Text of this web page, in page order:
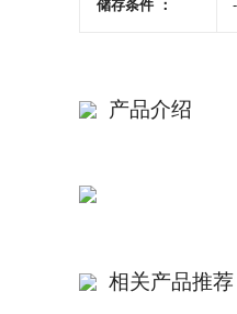
储存条件 ： -
产品介绍
相关产品推荐